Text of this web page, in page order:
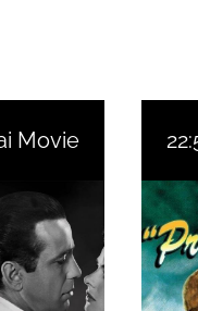
Movie